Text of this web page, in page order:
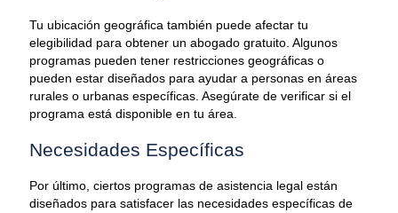
Tu ubicación geográfica también puede afectar tu
elegibilidad para obtener un abogado gratuito. Algunos
programas pueden tener restricciones geográficas o
pueden estar diseñados para ayudar a personas en áreas
rurales o urbanas específicas. Asegúrate de verificar si el
programa está disponible en tu área.
Necesidades Específicas
Por último, ciertos programas de asistencia legal están
diseñados para satisfacer las necesidades específicas de